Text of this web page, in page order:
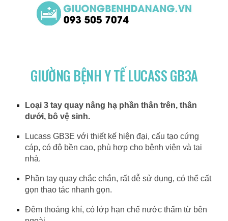
GIƯỜNG BỆNH Y TẾ LUCASS GB3A
Loại 3 tay quay nâng hạ phần thân trên, thân
dưới, bô vệ sinh.
Lucass GB3E với thiết kế hiện đại, cấu tạo cứng
cáp, có độ bền cao, phù hợp cho bệnh viện và tại
nhà.
Phần tay quay chắc chắn, rất dễ sử dụng, có thể cất
gọn thao tác nhanh gọn.
Đêm thoáng khí, có lớp hạn chế nước thấm từ bên